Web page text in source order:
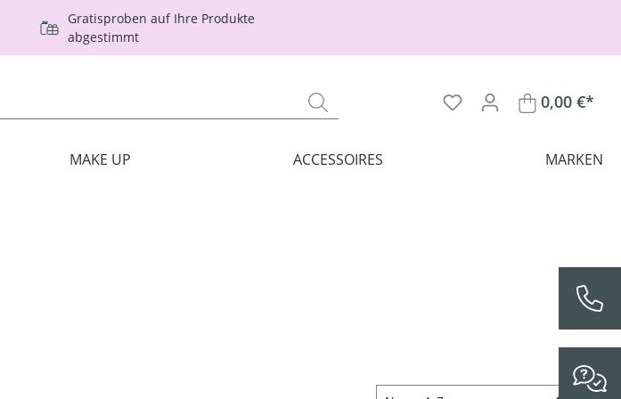
Gratisproben auf Ihre Produkte
abgestimmt
0,00 €*
MAKE UP ACCESSOIRES MARKEN